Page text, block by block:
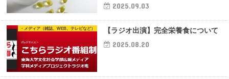
2025.09.03
・メディア（雑誌、WEB、テレビなど） 【ラジオ出演】完全栄養食について
2025.08.20